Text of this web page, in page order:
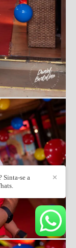
✕
Sinta-se a